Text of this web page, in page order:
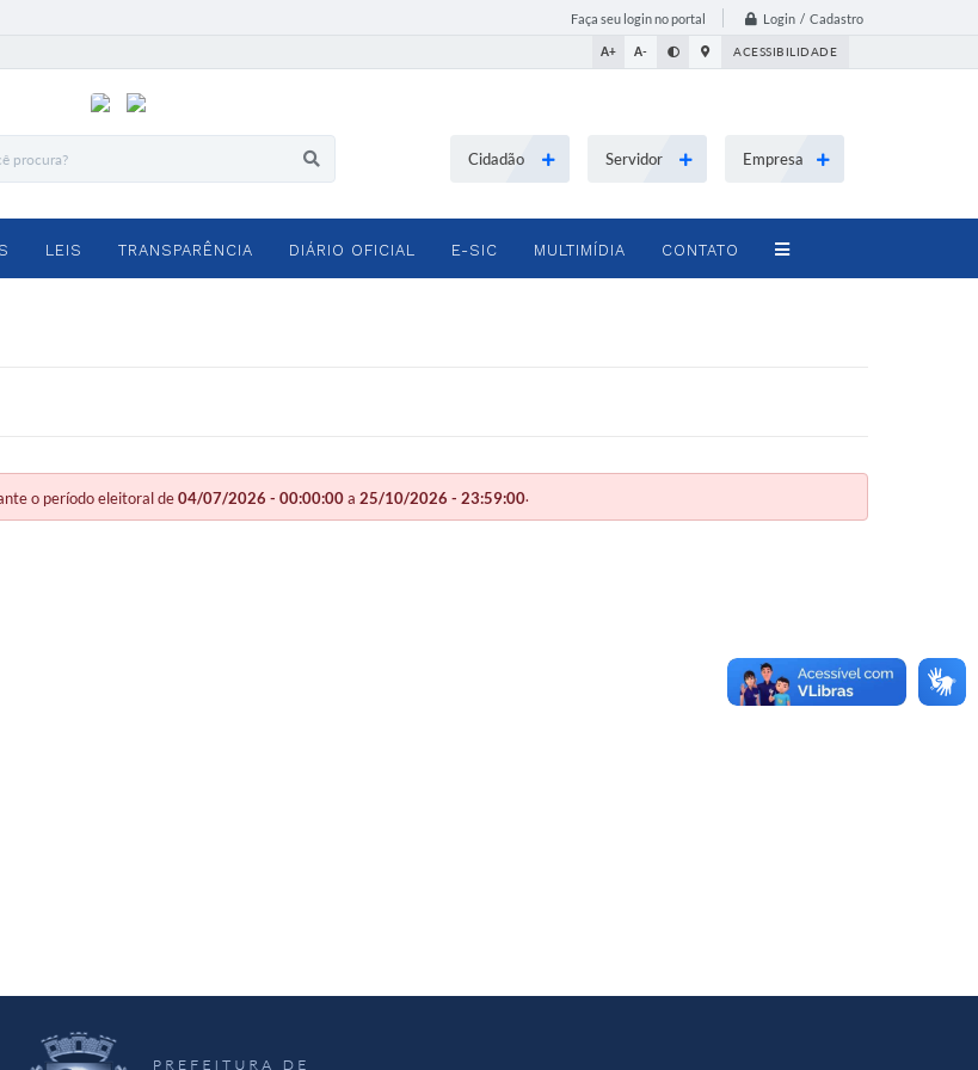
Faça seu login no portal Login / Cadastro
A+ A- ACESSIBILIDADE
Cidadão Servidor Empresa
LEIS TRANSPARÊNCIA DIÁRIO OFICIAL E-SIC MULTIMÍDIA CONTATO
o período eleitoral de04/07/2026 - 00:00:00a 25/10/2026 - 23:59:00.